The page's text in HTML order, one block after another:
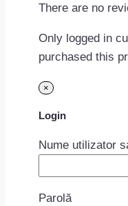
There are no
Only logged in
purchased this
×
Login
Nume utilizator
Parolă